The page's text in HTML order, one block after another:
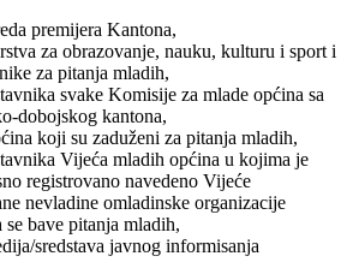
premijera Kantona,
za obrazovanje, nauku, kulturu i sport i
za pitanja mladih,
svake Komisije za mlade općina sa
dobojskog kantona,
koji su zaduženi za pitanja mladih,
Vijeća mladih općina u kojima je
registrovano navedeno Vijeće
nevladine omladinske organizacije
bave pitanja mladih,
sredstava javnog informisanja